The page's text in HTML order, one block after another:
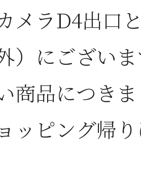
06月28日
メラD4出口
）にござい
商品につき
ッピング帰